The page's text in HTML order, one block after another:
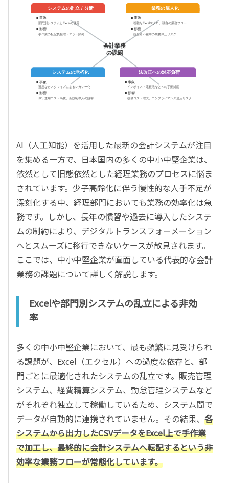
会計業務
の課題
システムの乱立 / 分断
■ 事象
部門別システムとExcelの併用
■ 影響
手作業の転記負担増・エラー頻発
業務の属人化
■ 事象
複雑なExcelマクロ、独自の業務フロー
■ 影響
担当者不在時の業務停止リスク
システムの老朽化
■ 事象
過度なカスタマイズによるレガシー化
■ 影響
保守運用コスト高騰、新技術導入の阻害
法改正への対応負荷
■ 事象
インボイス・電帳法などへの手動対応
■ 影響
改修コスト増大、コンプライアンス違反リスク
AI（人工知能）を活用した最新の会計システムが注目
を集める一方で、日本国内の多くの中小中堅企業は、
依然として旧態依然とした経理業務のプロセスに悩ま
されています。少子高齢化に伴う慢性的な人手不足が
深刻化する中、経理部門においても業務の効率化は急
務です。しかし、長年の慣習や過去に導入したシステ
ムの制約により、デジタルトランスフォーメーション
へとスムーズに移行できないケースが散見されます。
ここでは、中小中堅企業が直面している代表的な会計
業務の課題について詳しく解説します。
Excelや部門別システムの乱立による非効
率
多くの中小中堅企業において、最も頻繁に見受けられ
る課題が、Excel（エクセル）への過度な依存と、部
門ごとに最適化されたシステムの乱立です。販売管理
システム、経費精算システム、勤怠管理システムなど
がそれぞれ独立して稼働しているため、システム間で
データが自動的に連携されていません。その結果、 各
システムから出力したCSVデータをExcel上で手作業
で加工し、最終的に会計システムへ転記するという非
効率な業務フローが常態化しています。